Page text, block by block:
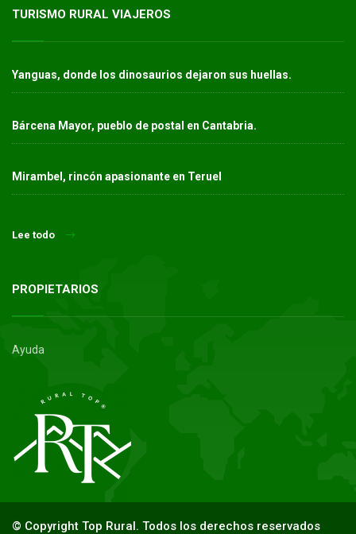
TURISMO RURAL VIAJEROS
Yanguas, donde los dinosaurios dejaron sus huellas.
Bárcena Mayor, pueblo de postal en Cantabria.
Mirambel, rincón apasionante en Teruel
Lee todo
PROPIETARIOS
Ayuda
© Copyright Top Rural. Todos los derechos reservados